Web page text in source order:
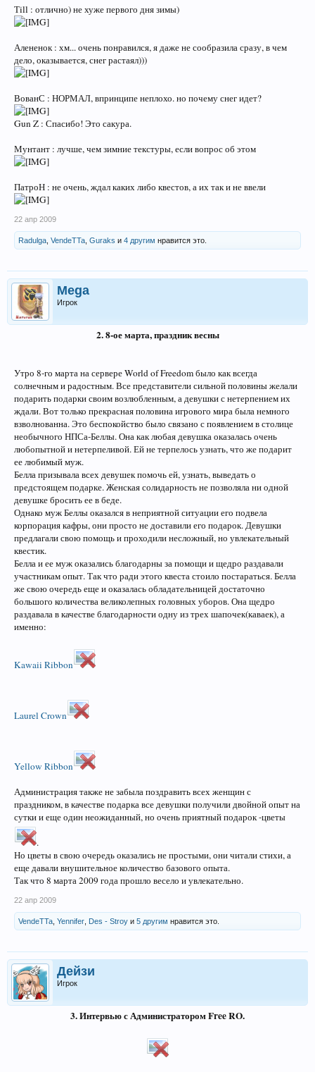
Тill : отлично) не хуже первого дня зимы)
Алененок : хм... очень понравился, я даже не сообразила сразу, в чем
дело, оказывается, снег растаял)))
ВованС : НОРМАЛ, впринципе неплохо. но почему снег идет?
Gun Z : Спасибо! Это сакура.
Мунтант : лучше, чем зимние текстуры, если вопрос об этом
ПатроН : не очень, ждал каких либо квестов, а их так и не ввели
22 апр 2009
Radulga VendeTTa Guraks и 4 другим нравится это.
Mega
Игрок
2. 8-ое марта, праздник весны
Утро 8-го марта на сервере World of Freedom было как всегда
солнечным и радостным. Все представители сильной половины желали
подарить подарки своим возлюбленным, а девушки с нетерпением их
ждали. Вот только прекрасная половина игрового мира была немного
взволнованна. Это беспокойство было связано с появлением в столице
необычного НПСа-Беллы. Она как любая девушка оказалась очень
любопытной и нетерпеливой. Ей не терпелось узнать, что же подарит
ее любимый муж.
Белла призывала всех девушек помочь ей, узнать, выведать о
предстоящем подарке. Женская солидарность не позволяла ни одной
девушке бросить ее в беде.
Однако муж Беллы оказался в неприятной ситуации его подвела
корпорация кафры, они просто не доставили его подарок. Девушки
предлагали свою помощь и проходили несложный, но увлекательный
квестик.
Белла и ее муж оказались благодарны за помощи и щедро раздавали
участникам опыт. Так что ради этого квеста стоило постараться. Белла
же свою очередь еще и оказалась обладательницей достаточно
большого количества великолепных головных уборов. Она щедро
раздавала в качестве благодарности одну из трех шапочек(каваек), а
именно:
Kawaii Ribbon
Laurel Crown
Yellow Ribbon
Администрация также не забыла поздравить всех женщин с
праздником, в качестве подарка все девушки получили двойной опыт на
сутки и еще один неожиданный, но очень приятный подарок -цветы
.
Но цветы в свою очередь оказались не простыми, они читали стихи, а
еще давали внушительное количество базового опыта.
Так что 8 марта 2009 года прошло весело и увлекательно.
22 апр 2009
VendeTTa Yennifer Des - Stroy и 5 другим нравится это.
Дейзи
Игрок
3. Интервью с Администратором Free RO.